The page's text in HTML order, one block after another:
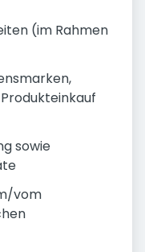
(im Rahmen
sowie
vom